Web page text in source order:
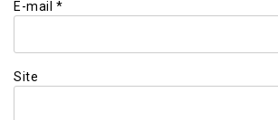
E-mail *
Site